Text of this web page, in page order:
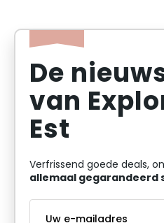
De
van
Est
Verfrissend goede deals,
allemaal gegarandeerd